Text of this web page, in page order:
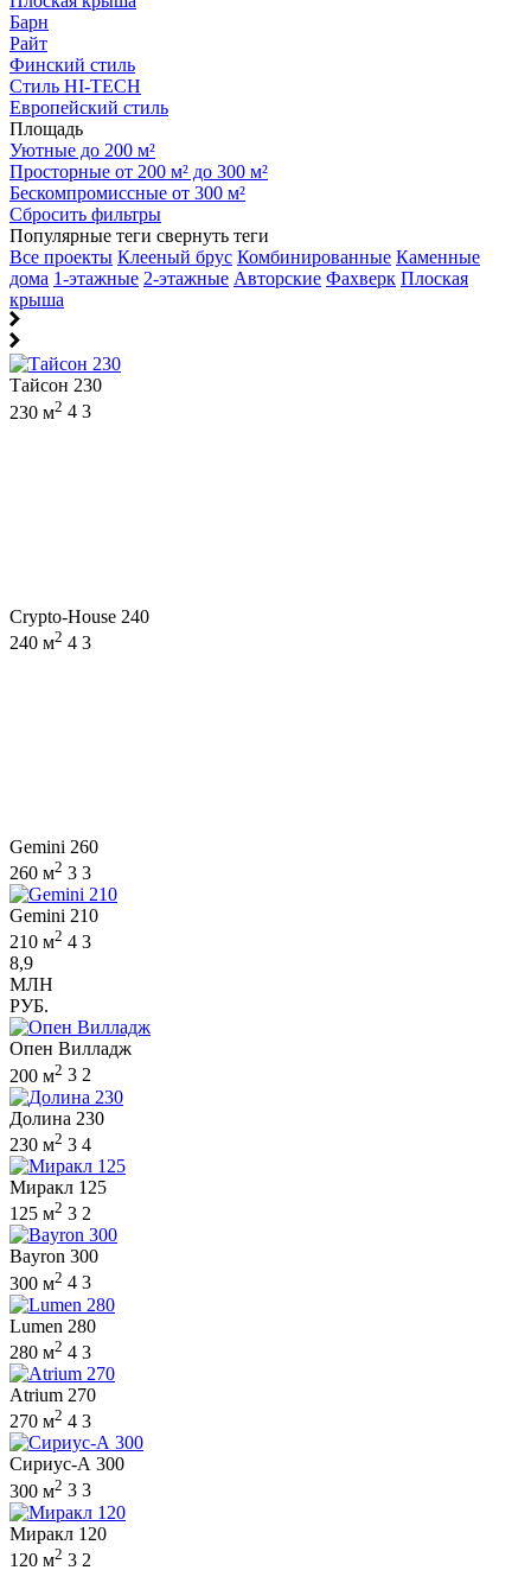
Барн
Райт
Финский стиль
Стиль HI-TECH
Европейский стиль
Площадь
Уютные до 200 м²
Просторные от 200 м² до 300 м²
Бескомпромиссные от 300 м²
Сбросить фильтры
Популярные теги свернуть теги
Все проекты Клееный брус Комбинированные Каменные
дома 1-этажные 2-этажные Авторские Фахверк Плоская
крыша
Тайсон 230
230 м2 4 3
Crypto-House 240
240 м2 4 3
Gemini 260
260 м2 3 3
Gemini 210
210 м2 4 3
8,9
МЛН
РУБ.
Опен Вилладж
200 м2 3 2
Долина 230
230 м2 3 4
Миракл 125
125 м2 3 2
Bayron 300
300 м2 4 3
Lumen 280
280 м2 4 3
Atrium 270
270 м2 4 3
Сириус-А 300
300 м2 3 3
Миракл 120
120 м2 3 2